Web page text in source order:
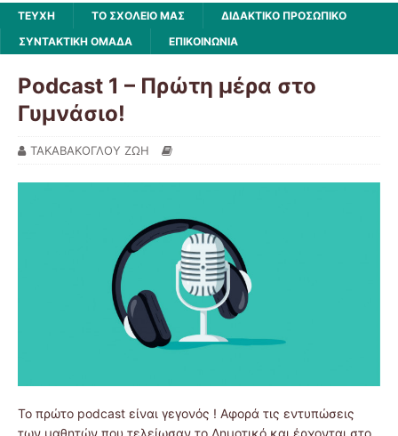
ΤΕΥΧΗ ΤΟ ΣΧΟΛΕΙΟ ΜΑΣ
ΔΙΔΑΚΤΙΚΟ ΠΡΟΣΩΠΙΚΟ
ΣΥΝΤΑΚΤΙΚΗ ΟΜΑΔΑ
ΕΠΙΚΟΙΝΩΝΙΑ
Podcast 1 – Πρώτη μέρα στο
Γυμνάσιο!
ΤΑΚΑΒΑΚΟΓΛΟΥ ΖΩΗ
Το πρώτο podcast είναι γεγονός ! Αφορά τις εντυπώσεις